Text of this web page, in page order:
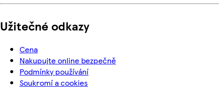
Užitečné odkazy
Cena
Nakupujte online bezpečně
Podmínky používání
Soukromí a cookies